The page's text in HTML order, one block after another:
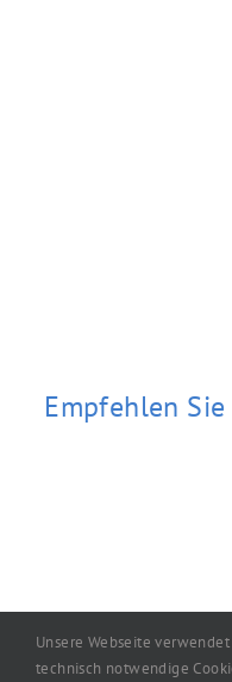
Empfehlen
Unsere Webseite
technisch notwendige